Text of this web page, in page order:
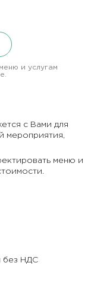
и услугам
с Вами для
мероприятия,
меню и
без НДС